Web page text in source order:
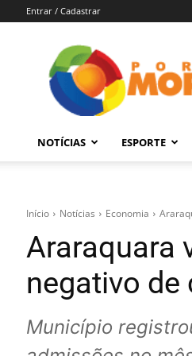
Entrar / Cadastrar
–
NOTÍCIAS ESPORTE
Início Notícias Economia
Araraquara
negativo
Município